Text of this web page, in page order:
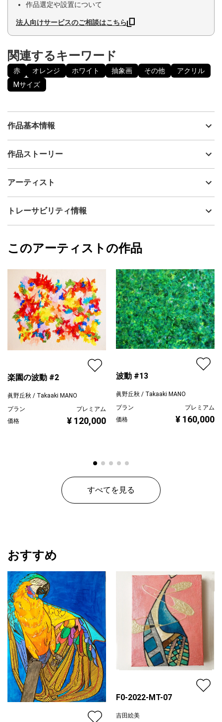
作品選定や設置について
法人向けサービスのご相談はこちら
関連するキーワード
赤 オレンジ ホワイト 抽象画 その他
アクリル
Mサイズ
作品基本情報
出品者
制作年
アクリル
カラー
赤
ジャンル
抽象画
配送目安
二週間以内
作品ストーリー
トマティックに制作しました。
波打つエネルギーや波動を表現しています。
画表演をコーティングしていますが、完全ではありませんので、
絵画表面の取り扱いにはご注意ください。
表面ではなく、裏面に記載してあります。
アーティスト
眞野丘秋 / Takaaki MANO
フォローする
トレーサビリティ情報
眞野丘秋 / Takaaki MANO
このアーティストの作品
楽園の波動 #2
眞野丘秋 / Takaaki MANO
プラン
プレミアム
価格
¥ 120,000
波動 #13
眞野丘秋 / Takaaki MANO
プラン
プレミアム
価格
¥ 160,000
すべてを見る
おすすめ
F0-2022-MT-07
吉田絵美